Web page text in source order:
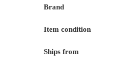
Brand
Item condition
Ships from